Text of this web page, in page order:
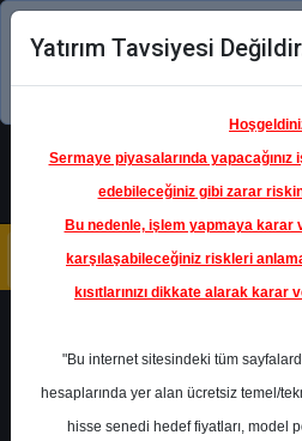
Şimdi
Yatırım Tavsiyesi
Sermaye piyasalarında
edebileceğiniz gibi zarar
Bu nedenle, işlem yapmaya karar
karşılaşabileceğiniz riskleri
kısıtlarınızı dikkate alarak
"Bu internet sitesindeki tüm
hesaplarında yer alan ücretsiz temel/
hisse senedi hedef fiyatları, model